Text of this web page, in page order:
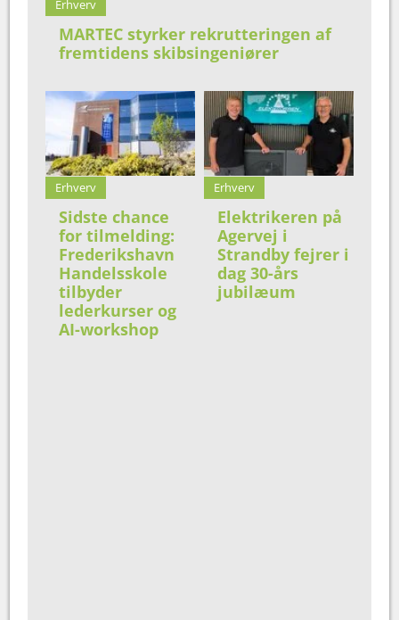
Erhverv
MARTEC styrker rekrutteringen af
fremtidens skibsingeniører
Erhverv
Sidste chance
for tilmelding:
Frederikshavn
Handelsskole
tilbyder
lederkurser og
AI-workshop
Erhverv
Elektrikeren på
Agervej i
Strandby fejrer i
dag 30-års
jubilæum